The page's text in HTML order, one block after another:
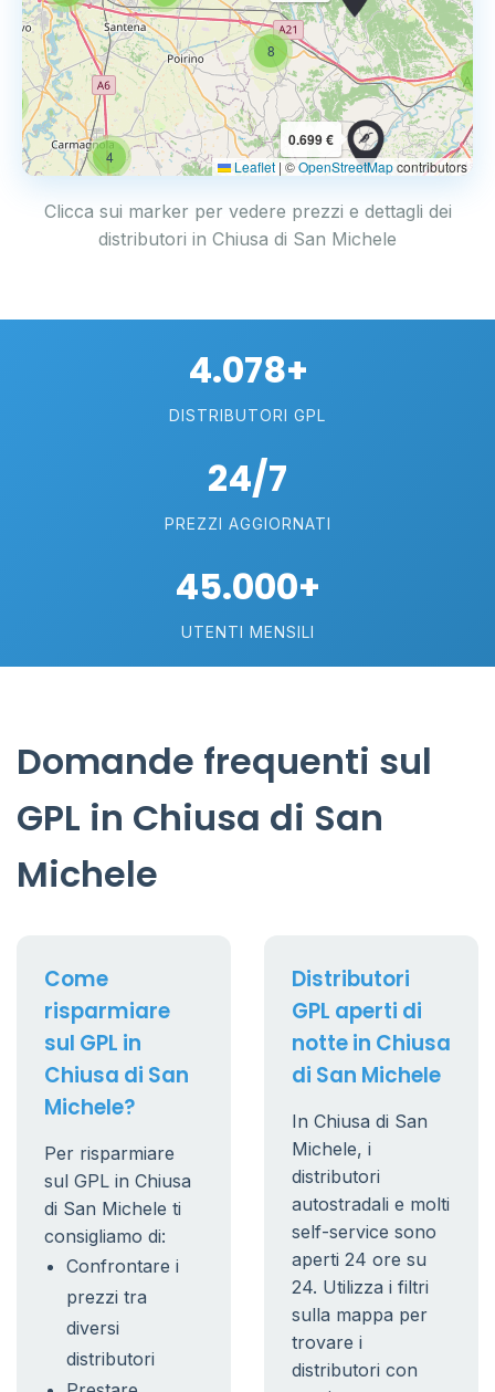
4
8
0.699 €
Leaflet | ©OpenStreetMapcontributors
Clicca sui marker per vedere prezzi e dettagli dei
distributori in Chiusa di San Michele
4.078+
DISTRIBUTORI GPL
24/7
PREZZI AGGIORNATI
45.000+
UTENTI MENSILI
Domande frequenti sul
GPL in Chiusa di San
Michele
Come
risparmiare
sul GPL in
Chiusa di San
Michele?
Per risparmiare
sul GPL in Chiusa
di San Michele ti
consigliamo di:
Confrontare i
prezzi tra
diversi
distributori
Distributori
GPL aperti di
notte in Chiusa
di San Michele
In Chiusa di San
Michele, i
distributori
autostradali e molti
self-service sono
aperti 24 ore su
24. Utilizza i filtri
sulla mappa per
trovare i
distributori con